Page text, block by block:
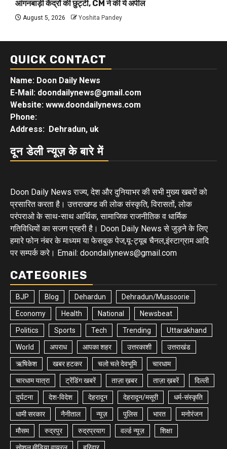
आंगनबाड़ी केंद्रों की छुट्टी, CM ने की ये अपील
August 5, 2026 Yoshita Pandey
QUICK CONTACT
Name: Doon Daily News
E-Mail: doondailynews@gmail.com
Website: www.doondailynews.com
Phone:
Address: Dehradun, uk
दून डेली न्यूज़ के बारे में
Doon Daily News राज्य, देश और दुनियाभर की सभी मुख्य खबरों को
प्रसारित करता है। उत्तराखण्ड की लोक संस्कृति, विरासतों, लोक
परंपराओ के साथ-साथ आर्थिक, सामाजिक राजनीतिक व धार्मिक
गतिविधियों का सजग प्रहरी है। Doon Daily News से जुड़ने के लिए
हमारे फोन नंबर के माध्यम या फेसबुक पेज,यू-ट्यूब चैनल,इंस्टाग्राम आदि
पर सम्पर्क करे। Email: doondailynews@gmail.com
CATEGORIES
BJP Blog Dehardun Dehradun/Mussoorie
Economy Health National Newsbeat
Politics Sports Tech Trending Uttarakhand
World अपराध आपका शहर उत्तरकाशी उत्तराखंड
ऋषिकेश खबर हटकर चलो चले देवभूमि चारधाम
चारधाम यात्रा ट्रेंडिंग खबरें ताज़ा ख़बर ताज़ा ख़बरें दिल्ली
दुर्घटना देश-विदेश देहरादून देहरादून/मसूरी धर्म-संस्कृति
धामी सरकार नैनीताल न्यूज़ पुलिस भारत मनोरंजन
मौसम रुद्रपुर रुद्रप्रयाग वर्ल्ड न्यूज़ शिक्षा